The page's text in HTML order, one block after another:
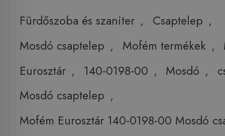
Fürdőszoba és szaniter , Csaptelep ,
Mosdó csaptelep , Mofém termékek ,
Eurosztár , 140-0198-00 , Mosdó ,
Mosdó csaptelep ,
Mofém Eurosztár 140-0198-00 Mosdó